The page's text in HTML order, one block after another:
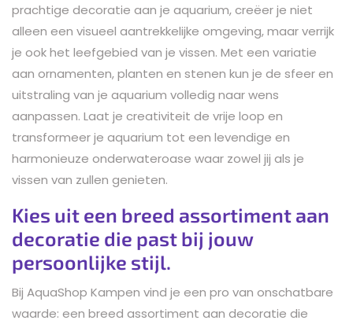
prachtige decoratie aan je aquarium, creëer je niet
alleen een visueel aantrekkelijke omgeving, maar verrijk
je ook het leefgebied van je vissen. Met een variatie
aan ornamenten, planten en stenen kun je de sfeer en
uitstraling van je aquarium volledig naar wens
aanpassen. Laat je creativiteit de vrije loop en
transformeer je aquarium tot een levendige en
harmonieuze onderwateroase waar zowel jij als je
vissen van zullen genieten.
Kies uit een breed assortiment aan
decoratie die past bij jouw
persoonlijke stijl.
Bij AquaShop Kampen vind je een pro van onschatbare
waarde: een breed assortiment aan decoratie die